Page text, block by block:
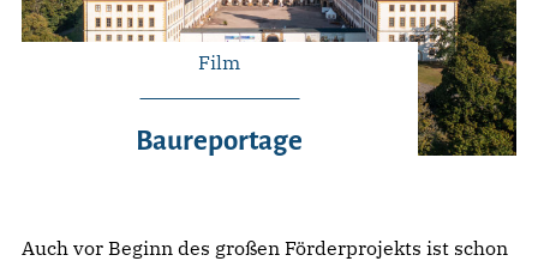
Film
Baureportage
Auch vor Beginn des großen Förderprojekts ist schon